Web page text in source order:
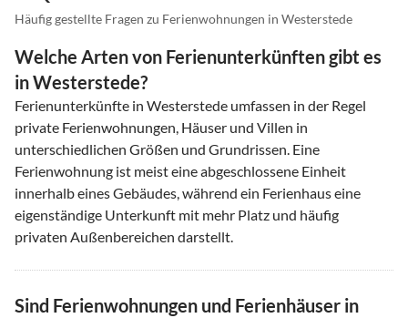
Häufig gestellte Fragen zu Ferienwohnungen in Westerstede
Welche Arten von Ferienunterkünften gibt es
in Westerstede?
Ferienunterkünfte in Westerstede umfassen in der Regel
private Ferienwohnungen, Häuser und Villen in
unterschiedlichen Größen und Grundrissen. Eine
Ferienwohnung ist meist eine abgeschlossene Einheit
innerhalb eines Gebäudes, während ein Ferienhaus eine
eigenständige Unterkunft mit mehr Platz und häufig
privaten Außenbereichen darstellt.
Sind Ferienwohnungen und Ferienhäuser in